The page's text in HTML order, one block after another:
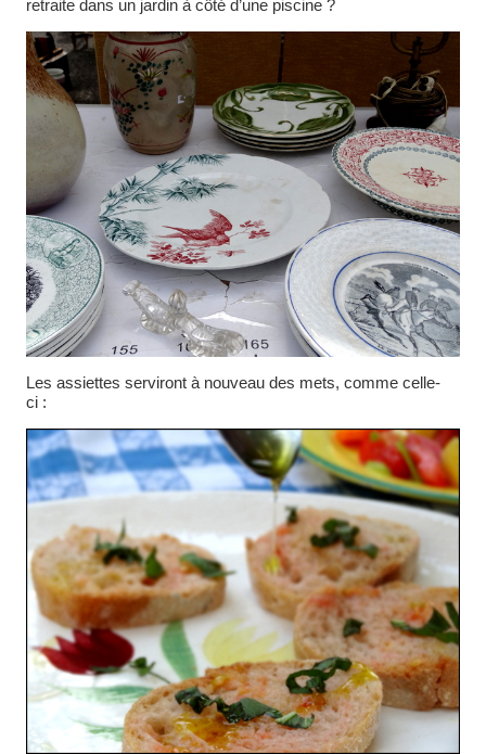
retraite dans un jardin à côté d’une piscine ?
Les assiettes serviront à nouveau des mets, comme celle-
ci :